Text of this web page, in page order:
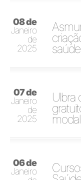
08 de
Janeiro
de
2025
saúde
07 de
Janeiro
de
2025
Ulbra
06 de
Janeiro